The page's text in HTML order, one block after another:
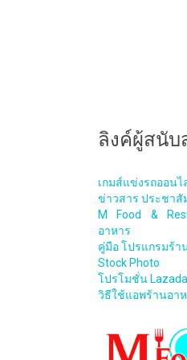
ลิงค์ผู้สนั
เกมส์แข่งรถออน
ข่าวสาร ประชาสั
M Food &
อาหาร
คู่มือ โปรแกรมร้า
Stock Photo
โปรโมชั่น Lazada
วิธีใช้แอพร้านอา